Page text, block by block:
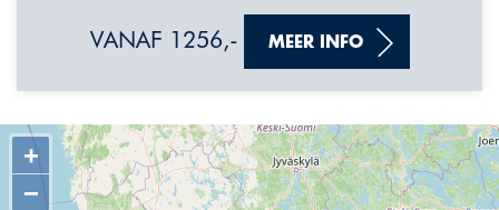
VANAF 1256,- MEER INFO
+
−